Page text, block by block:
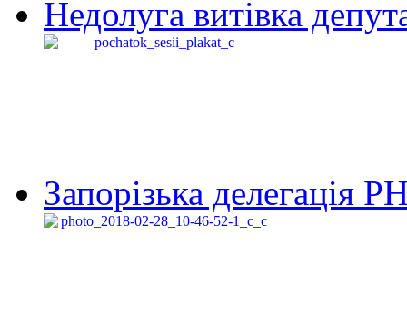
Недолуга витівка
Запорізька делегація